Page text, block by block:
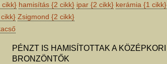
cikk} hamisítás {2 cikk} ipar {2 cikk} kerámia {1 cikk}
Zsigmond {2 cikk}
PÉNZT IS HAMISÍTOTTAK A KÖZÉPKORI
BRONZÖNTŐK